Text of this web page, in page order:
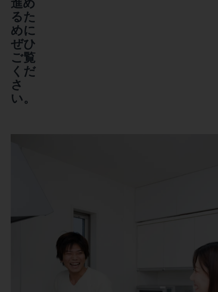
るた
めに
ぜひ
ご覧
くだ
さ
い。